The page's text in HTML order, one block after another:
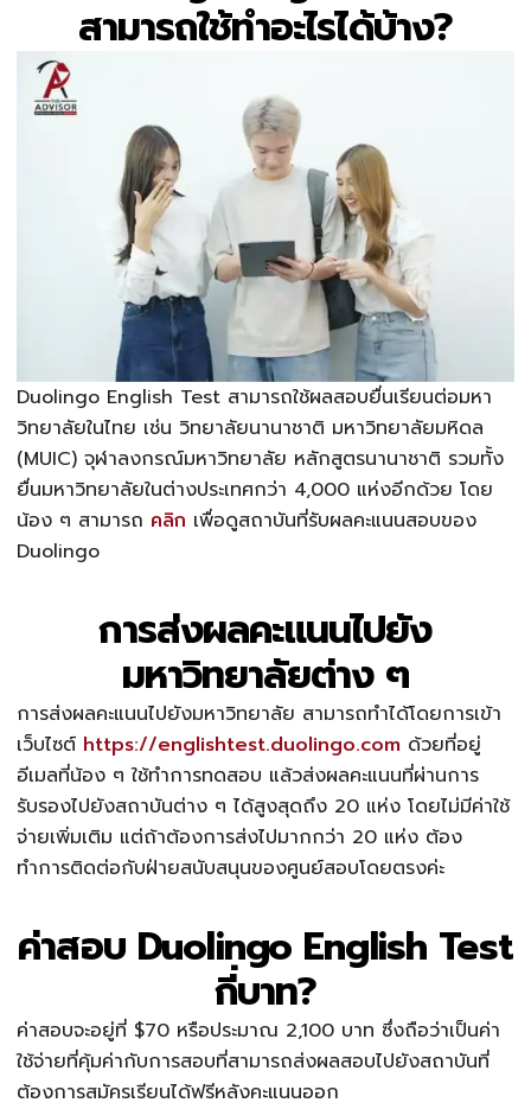
สามารถใช้ทำอะไรได้บ้าง?
Duolingo English Test สามารถใช้ผลสอบยื่นเรียนต่อมหา
วิทยาลัยในไทย เช่น วิทยาลัยนานาชาติ มหาวิทยาลัยมหิดล
(MUIC) จุฬาลงกรณ์มหาวิทยาลัย หลักสูตรนานาชาติ รวมทั้ง
ยื่นมหาวิทยาลัยในต่างประเทศกว่า 4,000 แห่งอีกด้วย โดย
น้อง ๆ สามารถ คลิก เพื่อดูสถาบันที่รับผลคะแนนสอบของ
Duolingo
การส่งผลคะแนนไปยัง
มหาวิทยาลัยต่าง ๆ
การส่งผลคะแนนไปยังมหาวิทยาลัย สามารถทำได้โดยการเข้า
เว็บไซต์ https://englishtest.duolingo.com ด้วยที่อยู่
อีเมลที่น้อง ๆ ใช้ทำการทดสอบ แล้วส่งผลคะแนนที่ผ่านการ
รับรองไปยังสถาบันต่าง ๆ ได้สูงสุดถึง 20 แห่ง โดยไม่มีค่าใช้
จ่ายเพิ่มเติม แต่ถ้าต้องการส่งไปมากกว่า 20 แห่ง ต้อง
ทำการติดต่อกับฝ่ายสนับสนุนของศูนย์สอบโดยตรงค่ะ
ค่าสอบ Duolingo English Test
กี่บาท?
ค่าสอบจะอยู่ที่ $70 หรือประมาณ 2,100 บาท ซึ่งถือว่าเป็นค่า
ใช้จ่ายที่คุ้มค่ากับการสอบที่สามารถส่งผลสอบไปยังสถาบันที่
ต้องการสมัครเรียนได้ฟรีหลังคะแนนออก